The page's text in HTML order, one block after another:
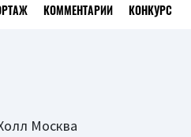
КОММЕНТАРИИ КОНКУРС
Москва